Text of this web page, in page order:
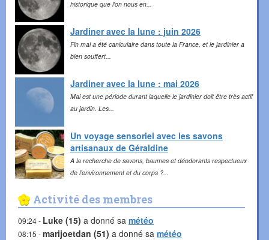
historique que l'on nous en...
Jardiner avec la lune : juin 2026
Fin mai a été caniculaire dans toute la France, et le jardinier a
bien souffert...
Jardiner avec la lune : mai 2026
Mai est une période durant laquelle le jardinier doit être très actif
au jardin. Les...
Un voyage sensoriel avec les savons
artisanaux de Géraldine
A la recherche de savons, baumes et déodorants respectueux
de l’environnement et du corps ?...
Activité des membres
09:24 - Luke (15) a donné sa météo
08:15 -marijoetdan (51) a donné sa météo